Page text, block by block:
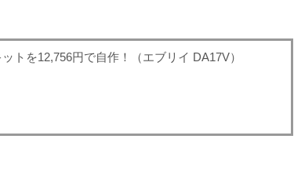
トを12,756円で自作！（エブリイ DA17V）